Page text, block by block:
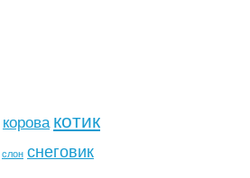
корова котик
слон снеговик